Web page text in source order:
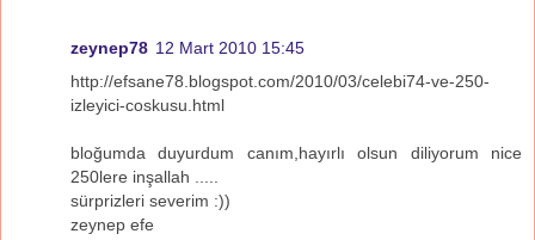
zeynep78 12 Mart 2010 15:45
http://efsane78.blogspot.com/2010/03/celebi74-ve-250-
izleyici-coskusu.html
bloğumda duyurdum canım,hayırlı olsun diliyorum nice
250lere inşallah .....
sürprizleri severim :))
zeynep efe